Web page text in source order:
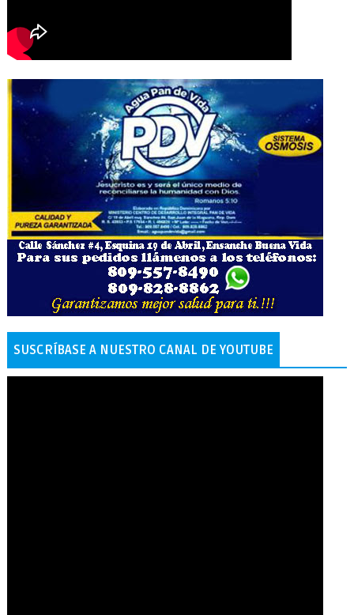
SUSCRÍBASE A NUESTRO CANAL DE YOUTUBE